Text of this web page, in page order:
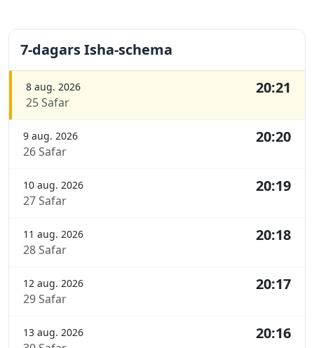
7-dagars Isha-schema
8 aug. 2026
25 Safar
20:21
9 aug. 2026
26 Safar
20:20
10 aug. 2026
27 Safar
20:19
11 aug. 2026
28 Safar
20:18
12 aug. 2026
29 Safar
20:17
13 aug. 2026 20:16